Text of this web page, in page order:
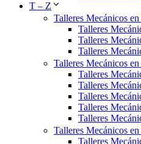
T – Z
Talleres Mecánicos en
Talleres
Talleres
Talleres
Talleres Mecánicos
Talleres
Talleres
Talleres
Talleres
Talleres
Talleres Mecánicos
Talleres